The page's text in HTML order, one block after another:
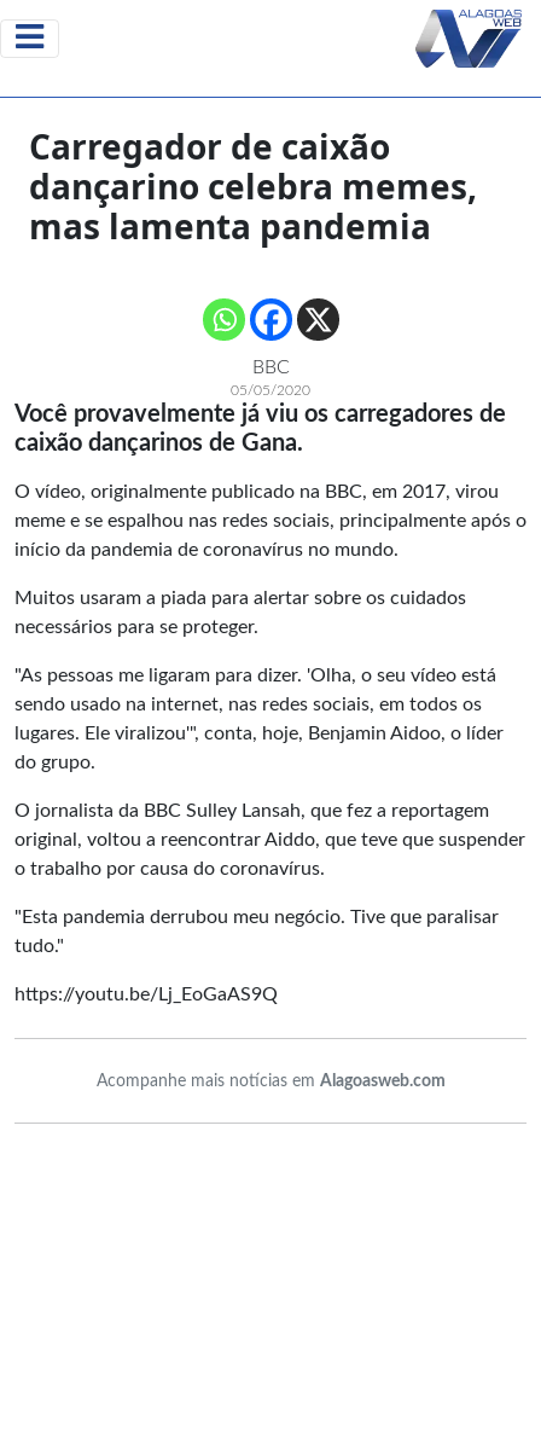
Carregador de caixão
dançarino celebra memes,
mas lamenta pandemia
BBC
05/05/2020
Você provavelmente já viu os carregadores de
caixão dançarinos de Gana.
O vídeo, originalmente publicado na BBC, em 2017, virou
meme e se espalhou nas redes sociais, principalmente após o
início da pandemia de coronavírus no mundo.
Muitos usaram a piada para alertar sobre os cuidados
necessários para se proteger.
"As pessoas me ligaram para dizer. 'Olha, o seu vídeo está
sendo usado na internet, nas redes sociais, em todos os
lugares. Ele viralizou'", conta, hoje, Benjamin Aidoo, o líder
do grupo.
O jornalista da BBC Sulley Lansah, que fez a reportagem
original, voltou a reencontrar Aiddo, que teve que suspender
o trabalho por causa do coronavírus.
"Esta pandemia derrubou meu negócio. Tive que paralisar
tudo."
https://youtu.be/Lj_EoGaAS9Q
Acompanhe mais notícias em Alagoasweb.com